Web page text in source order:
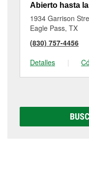
Abierto hasta
1934 Garrison
Eagle Pass, TX
(830) 757-4456
Detalles
|